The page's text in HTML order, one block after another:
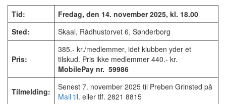
Tid:
Fredag, den 14. november 2025, kl. 18.00
Sted:
Skaal, Rådhustorvet 6, Sønderborg
Pris:
385.- kr./medlemmer, idet klubben yder et
tilskud. Pris ikke medlemmer 440.- kr.
MobilePay nr. 59986
Tilmelding:
Senest 7. november 2025 til Preben Grinsted på
Mail til. eller tlf. 2821 8815